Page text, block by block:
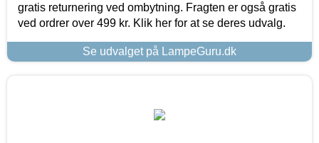
gratis returnering ved ombytning. Fragten er også gratis
ved ordrer over 499 kr. Klik her for at se deres udvalg.
Se udvalget på LampeGuru.dk